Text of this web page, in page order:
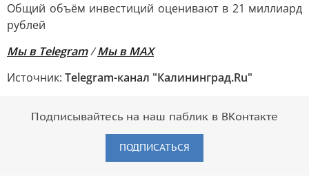
Общий объём инвестиций оценивают в 21 миллиард
рублей
Мы в Telegram/ Мы в MAX
Источник: Telegram-канал "Калининград.Ru"
Подписывайтесь на наш паблик в ВКонтакте
ПОДПИСАТЬСЯ